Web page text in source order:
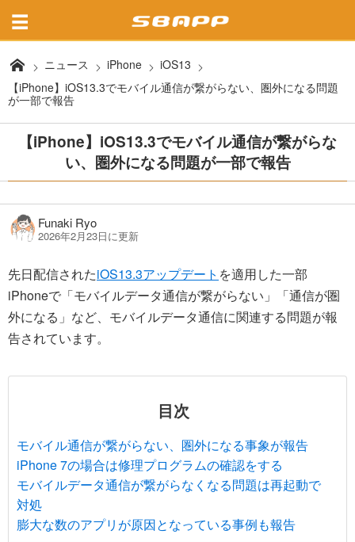
ニュース iPhone
iOS13
【iPhone】iOS13.3でモバイル通信が繋がらない、圏外になる問題
が一部で報告
【iPhone】iOS13.3でモバイル通信が繋がらな
い、圏外になる問題が一部で報告
Funaki Ryo
2026年2月23日に更新
先日配信されたiOS13.3アップデート を適用した一部
iPhoneで「モバイルデータ通信が繋がらない」「通信が圏
外になる」など、モバイルデータ通信に関連する問題が報
告されています。
目次
モバイル通信が繋がらない、圏外になる事象が報告
iPhone 7の場合は修理プログラムの確認をする
モバイルデータ通信が繋がらなくなる問題は再起動で
対処
膨大な数のアプリが原因となっている事例も報告